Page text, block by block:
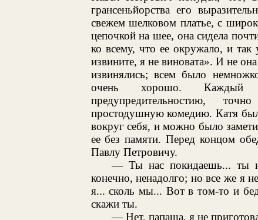
грансеньйорства его
свежем шелковом платье, с
цепочкой на шее, она сидела
ко всему, что ее окружало, и так
извините, я не виновата». И не
извинялись; всем было
очень хорошо. Каждый
предупредительностию,
простодушную комедию. Катя
вокруг себя, и можно было
ее без памяти. Перед концом
Павлу Петровичу.
— Ты нас покидаешь... ты
конечно, ненадолго; но все же я
я... сколь мы... Вот в том-то и
скажи ты.
— Нет, папаша, я не